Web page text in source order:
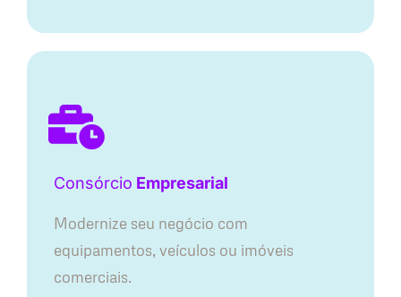
Consórcio Empresarial
Modernize seu negócio com
equipamentos, veículos ou imóveis
comerciais.